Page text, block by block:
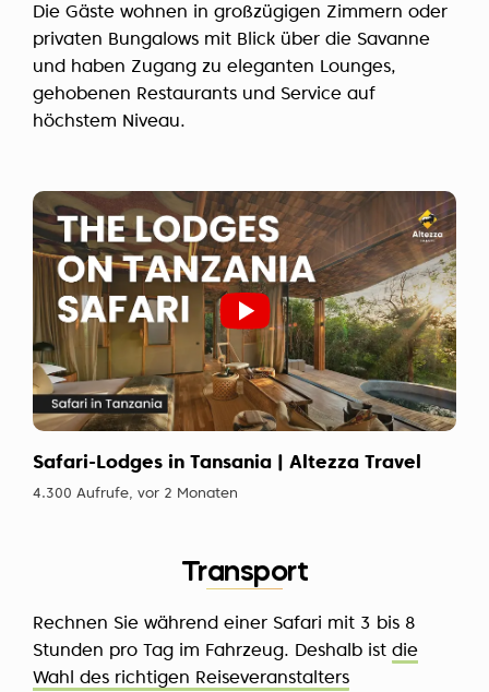
Die Gäste wohnen in großzügigen Zimmern oder
privaten Bungalows mit Blick über die Savanne
und haben Zugang zu eleganten Lounges,
gehobenen Restaurants und Service auf
höchstem Niveau.
Safari-Lodges in Tansania | Altezza Travel
4.300 Aufrufe, vor 2 Monaten
Transport
Rechnen Sie während einer Safari mit 3 bis 8
Stunden pro Tag im Fahrzeug. Deshalb ist die
Wahl des richtigen Reiseveranstalters